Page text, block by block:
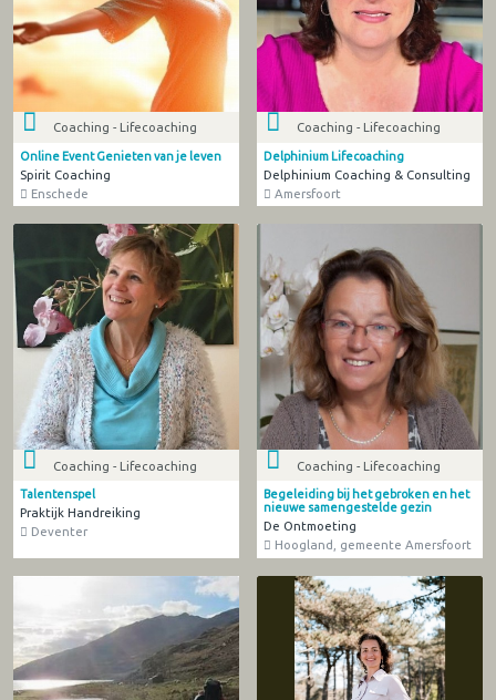
Coaching - Lifecoaching
Online Event Genieten van je leven
Spirit Coaching
Enschede
Coaching - Lifecoaching
Delphinium Lifecoaching
Delphinium Coaching & Consulting
Amersfoort
Coaching - Lifecoaching
Talentenspel
Praktijk Handreiking
Deventer
Coaching - Lifecoaching
Begeleiding bij het gebroken en het
nieuwe samengestelde gezin
De Ontmoeting
Hoogland, gemeente Amersfoort